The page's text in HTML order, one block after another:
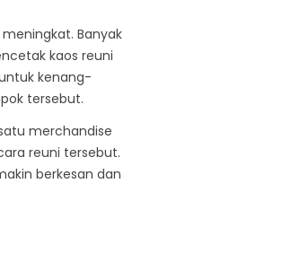
Banyak
kaos reuni
kenang-
tersebut.
merchandise
reuni tersebut.
berkesan dan